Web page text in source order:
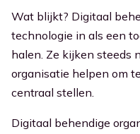
Wat blijkt? Digitaal
technologie in als een
halen. Ze kijken steeds
organisatie helpen om
centraal stellen.
Digitaal behendige